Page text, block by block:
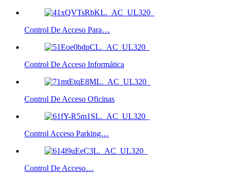
Control De Acceso Para…
Control De Acceso Informática
Control De Acceso Oficinas
Control Acceso Parking…
Control De Acceso…